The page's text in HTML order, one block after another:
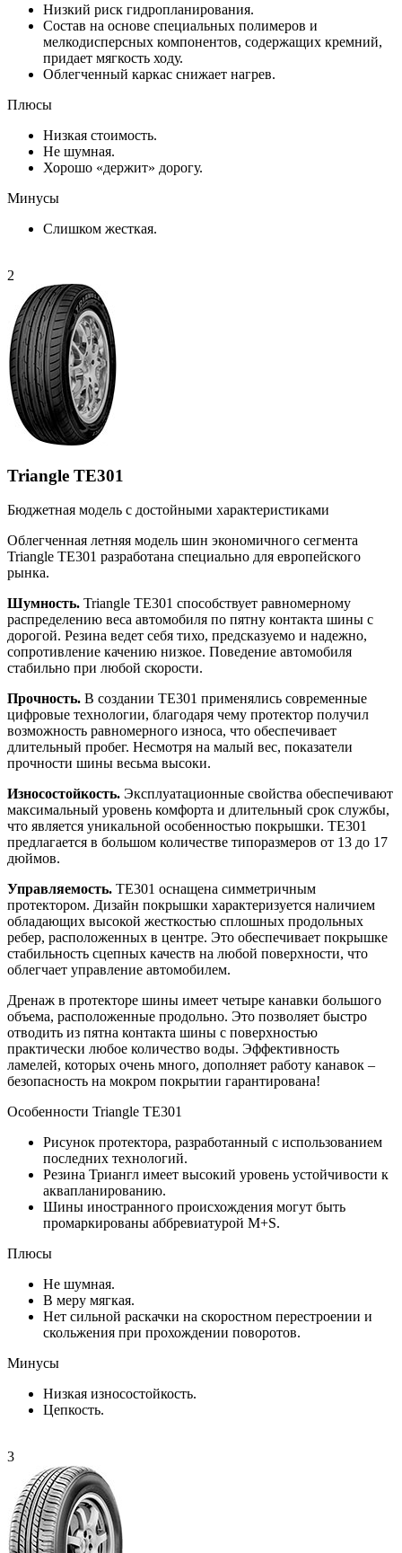
Низкий риск гидропланирования.
Состав на основе специальных полимеров и
мелкодисперсных компонентов, содержащих кремний,
придает мягкость ходу.
Облегченный каркас снижает нагрев.
Плюсы
Низкая стоимость.
Не шумная.
Хорошо «держит» дорогу.
Минусы
Слишком жесткая.
2
Triangle TE301
Бюджетная модель с достойными характеристиками
Облегченная летняя модель шин экономичного сегмента
Triangle TE301 разработана специально для европейского
рынка.
Шумность. Triangle TE301 способствует равномерному
распределению веса автомобиля по пятну контакта шины с
дорогой. Резина ведет себя тихо, предсказуемо и надежно,
сопротивление качению низкое. Поведение автомобиля
стабильно при любой скорости.
Прочность. В создании TE301 применялись современные
цифровые технологии, благодаря чему протектор получил
возможность равномерного износа, что обеспечивает
длительный пробег. Несмотря на малый вес, показатели
прочности шины весьма высоки.
Износостойкость. Эксплуатационные свойства обеспечивают
максимальный уровень комфорта и длительный срок службы,
что является уникальной особенностью покрышки. TE301
предлагается в большом количестве типоразмеров от 13 до 17
дюймов.
Управляемость. TE301 оснащена симметричным
протектором. Дизайн покрышки характеризуется наличием
обладающих высокой жесткостью сплошных продольных
ребер, расположенных в центре. Это обеспечивает покрышке
стабильность сцепных качеств на любой поверхности, что
облегчает управление автомобилем.
Дренаж в протекторе шины имеет четыре канавки большого
объема, расположенные продольно. Это позволяет быстро
отводить из пятна контакта шины с поверхностью
практически любое количество воды. Эффективность
ламелей, которых очень много, дополняет работу канавок –
безопасность на мокром покрытии гарантирована!
Особенности Triangle TE301
Рисунок протектора, разработанный с использованием
последних технологий.
Резина Триангл имеет высокий уровень устойчивости к
аквапланированию.
Шины иностранного происхождения могут быть
промаркированы аббревиатурой M+S.
Плюсы
Не шумная.
В меру мягкая.
Нет сильной раскачки на скоростном перестроении и
скольжения при прохождении поворотов.
Минусы
Низкая износостойкость.
Цепкость.
3